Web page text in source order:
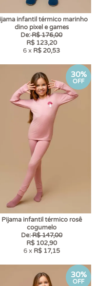
infantil térmico marinho
dino pixel e games
De:R$ 176,00
R$ 123,20
6 x R$ 20,53
30%
OFF
Pijama infantil térmico rosê
cogumelo
De:R$ 147,00
R$ 102,90
6 x R$ 17,15
30%
OFF